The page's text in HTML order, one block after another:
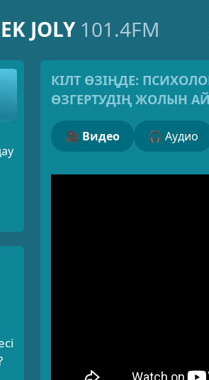
JOLY101.4FM
КІЛТ ӨЗІҢДЕ:
ӨЗГЕРТУДІҢ ЖОЛЫН
🎥 Видео 🎧 Аудио